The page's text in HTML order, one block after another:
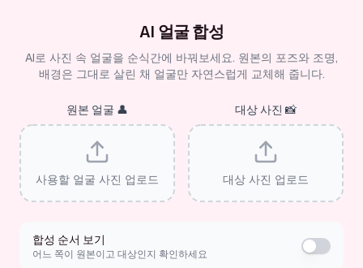
AI 얼굴 합성
AI로 사진 속 얼굴을 순식간에 바꿔보세요. 원본의 포즈와 조명,
배경은 그대로 살린 채 얼굴만 자연스럽게 교체해 줍니다.
원본 얼굴 👤
사용할 얼굴 사진 업로드
대상 사진 📸
대상 사진 업로드
합성 순서 보기
어느 쪽이 원본이고 대상인지 확인하세요